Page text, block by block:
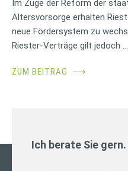
Im Zuge der Reform der
Altersvorsorge erhalten
neue Fördersystem zu
Riester-Verträge gilt jedoch …
ZUM BEITRAG ⟶
Ich berate Sie